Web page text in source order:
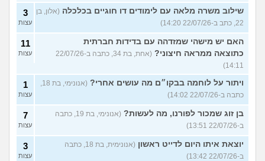
שילוב משרה מלאה עם לימודים דו חוגיים בכלכלה (אלון, בן
22, כתב ב-22/07/26 14:20)
3
עצות
האם יש מישהי שמזדהה עם בדידות חברתית
כתוצאה ממראה חיצוני?
(אחת, בת 34, כתבה ב-22/07/26
14:11)
11
עצות
ויתור על לוחמה בבקו״ם מה עושים אחרי?
כתבה ב-22/07/26 14:02)
1
עצות
בן זוג שמכור לפורנו, מה לעשות?
(אנונימי, בת 19, כתבה
ב-22/07/26 13:51)
7
עצות
יוצאת איתו היום לדייט ראשון
(אנונימית, בת 18, כתבה
ב-22/07/26 13:42)
3
עצות